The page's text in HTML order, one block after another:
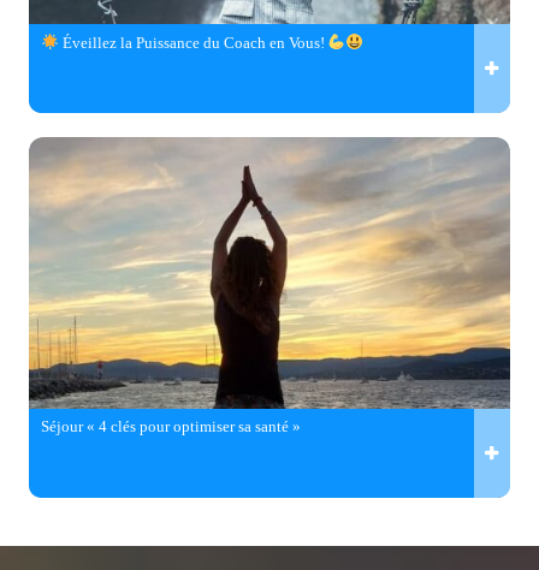
Éveillez la Puissance du Coach en Vous!
Séjour « 4 clés pour optimiser sa santé »